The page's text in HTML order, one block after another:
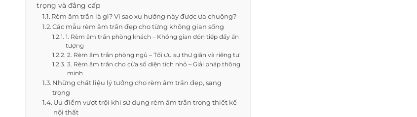
trọng và đẳng cấp
Rèm âm trần là gì? Vì sao xu hướng này được ưa chuộng?
Các mẫu rèm âm trần đẹp cho từng không gian sống
1. Rèm âm trần phòng khách – Không gian đón tiếp đầy ấn
tượng
2. Rèm âm trần phòng ngủ – Tối ưu sự thư giãn và riêng tư
3. Rèm âm trần cho cửa sổ diện tích nhỏ – Giải pháp thông
minh
Những chất liệu lý tưởng cho rèm âm trần đẹp, sang
trọng
Ưu điểm vượt trội khi sử dụng rèm âm trần trong thiết kế
nội thất